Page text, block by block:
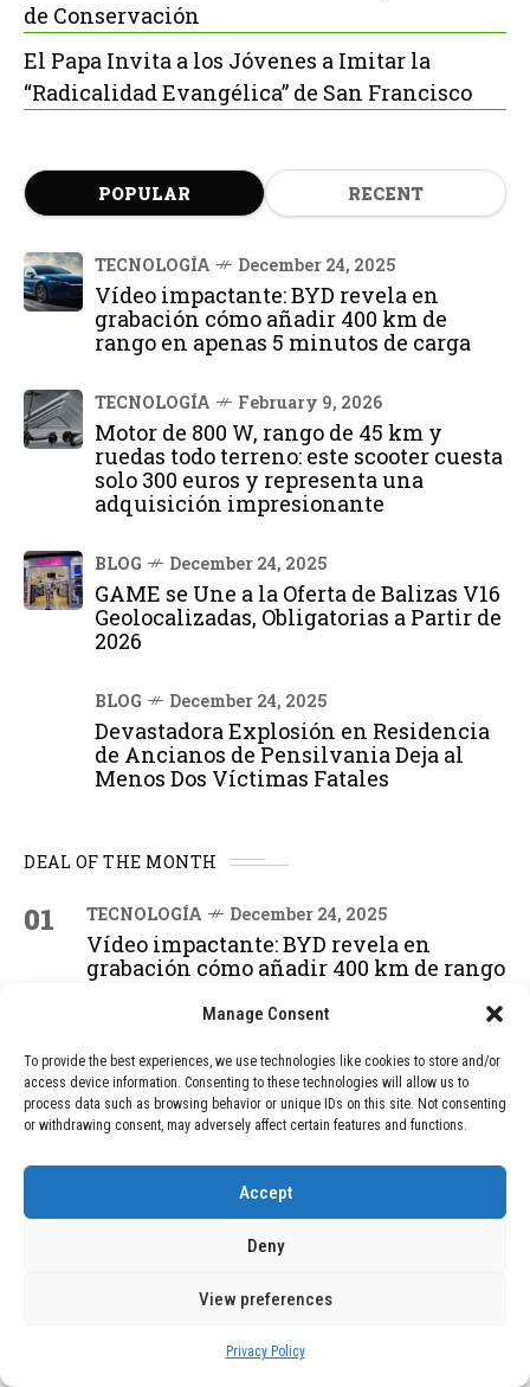
Manage Consent
To provide the best experiences, we use technologies like cookies to store and/or
access device information. Consenting to these technologies will allow us to
process data such as browsing behavior or unique IDs on this site. Not consenting
or withdrawing consent, may adversely affect certain features and functions.
Accept
Deny
View preferences
Privacy Policy
de Conservación
El Papa Invita a los Jóvenes a Imitar la
“Radicalidad Evangélica” de San Francisco
POPULAR RECENT
TECNOLOGÍA December 24, 2025
Vídeo impactante: BYD revela en
grabación cómo añadir 400 km de
rango en apenas 5 minutos de carga
TECNOLOGÍA February 9, 2026
Motor de 800 W, rango de 45 km y
ruedas todo terreno: este scooter cuesta
solo 300 euros y representa una
adquisición impresionante
BLOG December 24, 2025
GAME se Une a la Oferta de Balizas V16
Geolocalizadas, Obligatorias a Partir de
2026
BLOG December 24, 2025
Devastadora Explosión en Residencia
de Ancianos de Pensilvania Deja al
Menos Dos Víctimas Fatales
DEAL OF THE MONTH
01 TECNOLOGÍA December 24, 2025
Vídeo impactante: BYD revela en
grabación cómo añadir 400 km de rango
02 TECNOLOGÍA February 9, 2026
Motor de 800 W, rango de 45 km y
ruedas todo terreno: este scooter cuesta
December 24, 2025
GAME se Une a la Oferta de Balizas V16
Geolocalizadas, Obligatorias a Partir de